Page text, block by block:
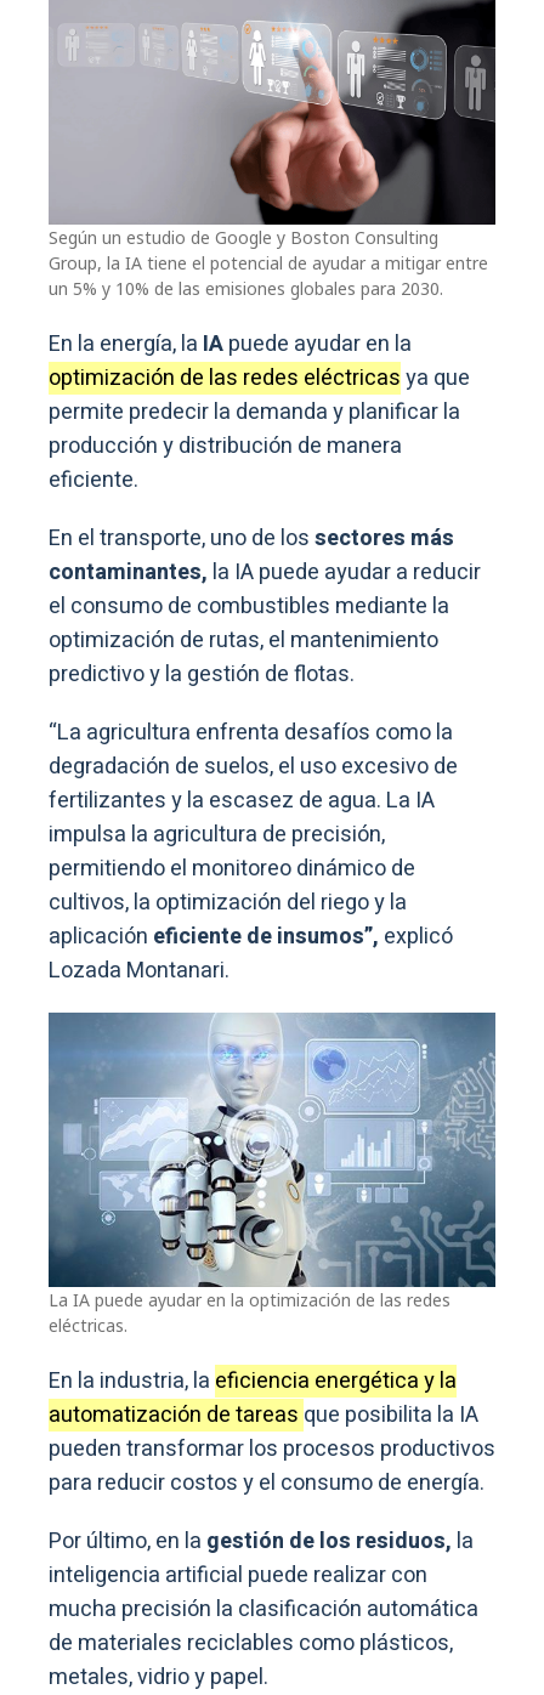
Según un estudio de Google y Boston Consulting
Group, la IA tiene el potencial de ayudar a mitigar entre
un 5% y 10% de las emisiones globales para 2030.
En la energía, la IApuede ayudar en la
optimización de las redes eléctricasya que
permite predecir la demanda y planificar la
producción y distribución de manera
eficiente.
En el transporte, uno de lossectores más
contaminantes, la IA puede ayudar a reducir
el consumo de combustibles mediante la
optimización de rutas, el mantenimiento
predictivo y la gestión de flotas.
“La agricultura enfrenta desafíos como la
degradación de suelos, el uso excesivo de
fertilizantes y la escasez de agua. La IA
impulsa la agricultura de precisión,
permitiendo el monitoreo dinámico de
cultivos, la optimización del riego y la
aplicación eficiente de insumos”, explicó
Lozada Montanari.
La IA puede ayudar en la optimización de las redes
eléctricas.
En la industria, la eficiencia energética y la
automatización de tareas que posibilita la IA
pueden transformar los procesos productivos
para reducir costos y el consumo de energía.
Por último, en la gestión de los residuos, la
inteligencia artificial puede realizar con
mucha precisión la clasificación automática
de materiales reciclables como plásticos,
metales, vidrio y papel.